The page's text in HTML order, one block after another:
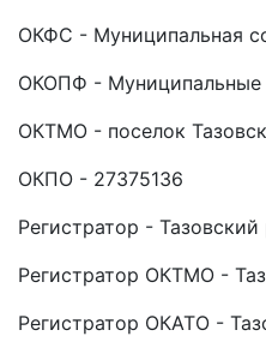
ОКФС - Муниципальная
ОКОПФ -
ОКТМО - поселок
ОКПО - 27375136
Регистратор - Тазовский
Регистратор ОКТМО -
Регистратор ОКАТО -